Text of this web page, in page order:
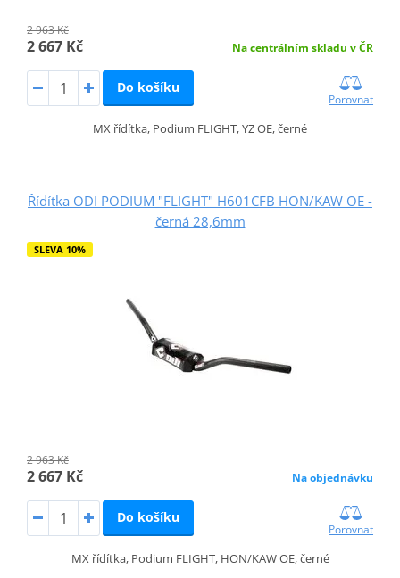
2 963 Kč
2 667 Kč Na centrálním skladu v ČR
Do košíku
Porovnat
MX řídítka, Podium FLIGHT, YZ OE, černé
Řídítka ODI PODIUM "FLIGHT" H601CFB HON/KAW OE -
černá 28,6mm
SLEVA 10%
2 963 Kč
2 667 Kč Na objednávku
Do košíku
Porovnat
MX řídítka, Podium FLIGHT, HON/KAW OE, černé